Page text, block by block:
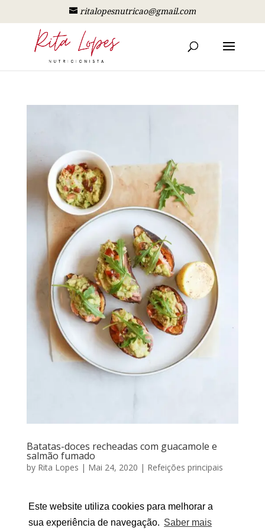
Este website utiliza cookies para melhorar a
sua experiência de navegação. Saber mais
ritalopesnutricao@gmail.com
Batatas-doces recheadas com guacamole e
salmão fumado
by Rita Lopes | Mai 24, 2020 | Refeições principais
fumado Por RITA LOPES | Maio 24, 2020 Hoje o meu
almoço teve sabor a verão: sabores leves, frescos e a